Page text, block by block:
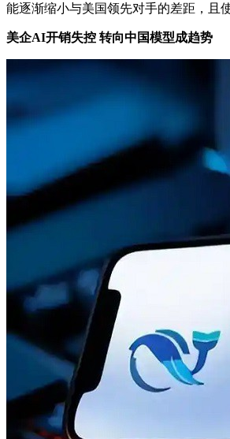
能逐渐缩小与美国领先对手的差距，且
美企AI开销失控 转向中国模型成趋势